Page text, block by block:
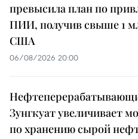
превысила план по
ПИИ, получив свыше 1
США
06/08/2026 20:00
Зунгкуат увеличивает
по хранению сырой